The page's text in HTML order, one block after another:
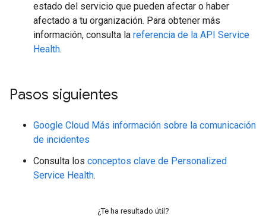
estado del servicio que pueden afectar o haber
afectado a tu organización. Para obtener más
información, consulta la referencia de la API Service
Health.
Pasos siguientes
Google Cloud Más información sobre la comunicación
de incidentes
Consulta los conceptos clave de Personalized
Service Health.
¿Te ha resultado útil?